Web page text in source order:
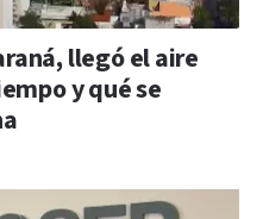
llegó el aire
y qué se